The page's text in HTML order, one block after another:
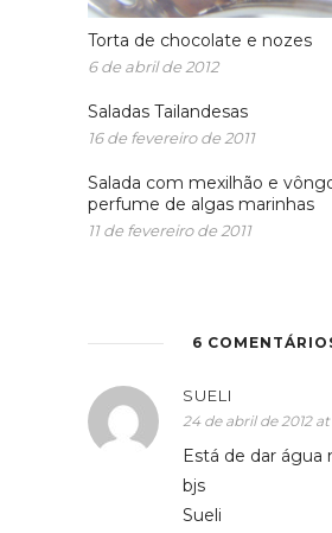
Torta de chocolate e nozes
6 de abril de 2012
Saladas Tailandesas
16 de fevereiro de 2011
Salada com mexilhão e
perfume de algas marinhas
11 de fevereiro de 2011
6
SUELI
24 de abril de 2012
Está de dar água
bjs
Sueli